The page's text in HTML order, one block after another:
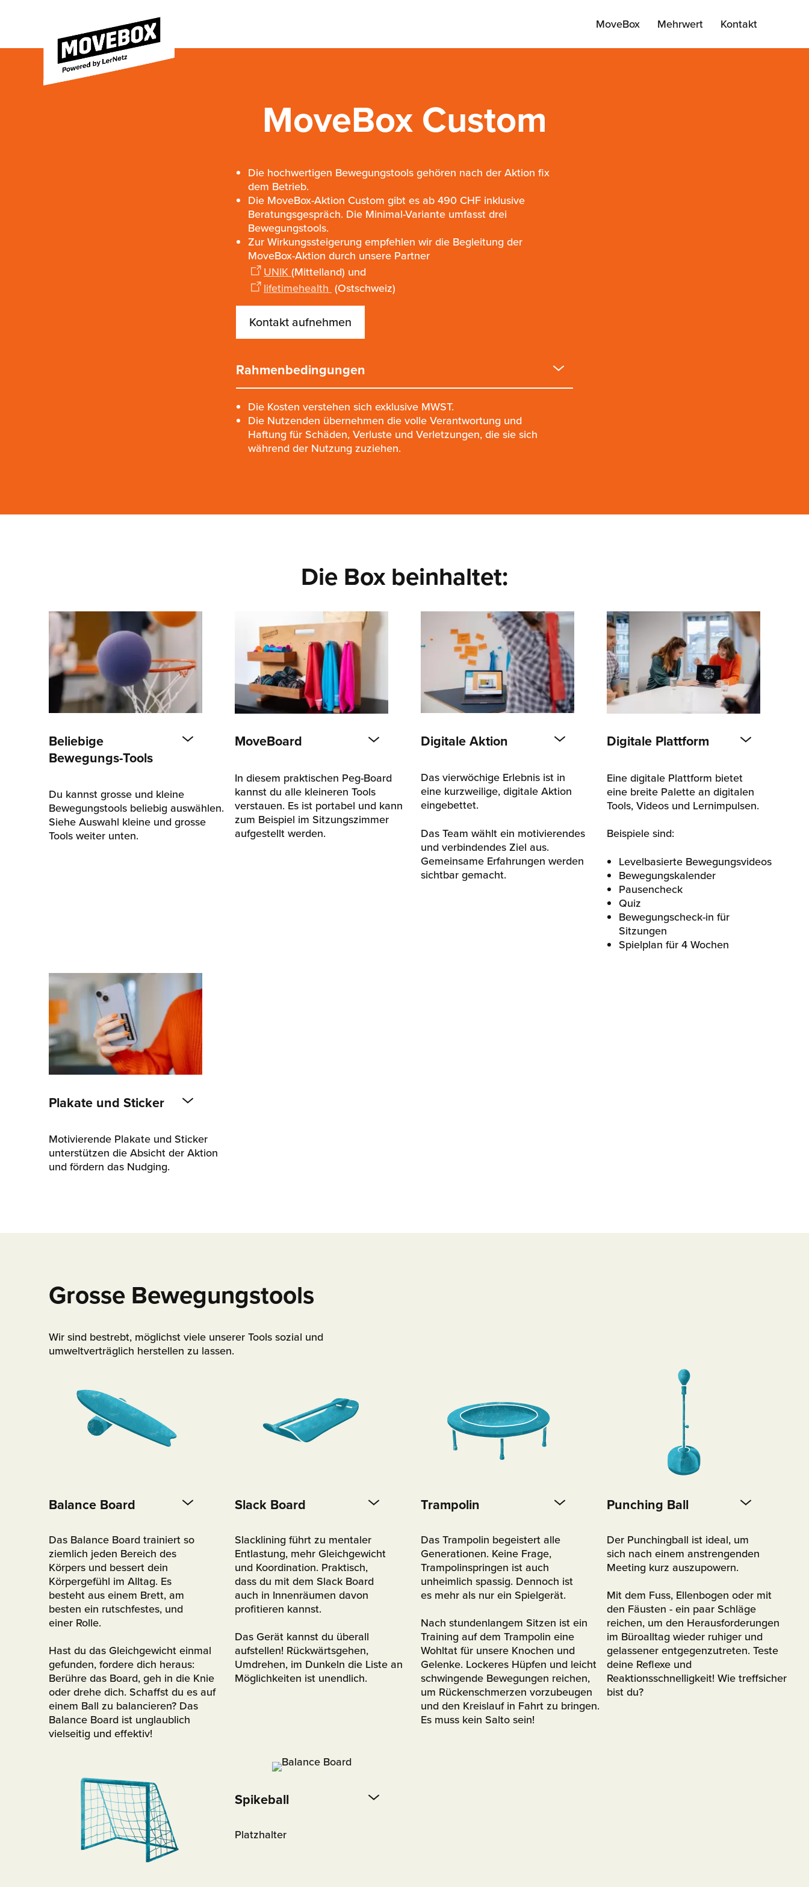
MoveBox Mehrwert Kontakt
MoveBox Custom
Die hochwertigen Bewegungstools gehören nach der Aktion fix
dem Betrieb.
Die MoveBox-Aktion Custom gibt es ab 490 CHF inklusive
Beratungsgespräch. Die Minimal-Variante umfasst drei
Bewegungstools.
Zur Wirkungssteigerung empfehlen wir die Begleitung der
MoveBox-Aktion durch unsere Partner
UNIK (Mittelland) und
lifetimehealth (Ostschweiz)
Kontakt aufnehmen
Rahmenbedingungen
Die Kosten verstehen sich exklusive MWST.
Die Nutzenden übernehmen die volle Verantwortung und
Haftung für Schäden, Verluste und Verletzungen, die sie sich
während der Nutzung zuziehen.
Die Box beinhaltet:
Beliebige
Bewegungs-Tools
Du kannst grosse und kleine
Bewegungstools beliebig auswählen.
Siehe Auswahl kleine und grosse
Tools weiter unten.
MoveBoard
In diesem praktischen Peg-Board
kannst du alle kleineren Tools
verstauen. Es ist portabel und kann
zum Beispiel im Sitzungszimmer
aufgestellt werden.
Digitale Aktion
Das vierwöchige Erlebnis ist in
eine kurzweilige, digitale Aktion
eingebettet.
Das Team wählt ein motivierendes
und verbindendes Ziel aus.
Gemeinsame Erfahrungen werden
sichtbar gemacht.
Digitale Plattform
Eine digitale Plattform bietet
eine breite Palette an digitalen
Tools, Videos und Lernimpulsen.
Beispiele sind:
Levelbasierte Bewegungsvideos
Bewegungskalender
Pausencheck
Quiz
Bewegungscheck-in für
Sitzungen
Spielplan für 4 Wochen
Plakate und Sticker
Motivierende Plakate und Sticker
unterstützen die Absicht der Aktion
und fördern das Nudging.
Grosse Bewegungstools
Wir sind bestrebt, möglichst viele unserer Tools sozial und
umweltverträglich herstellen zu lassen.
Balance Board
Das Balance Board trainiert so
ziemlich jeden Bereich des
Körpers und bessert dein
Körpergefühl im Alltag. Es
besteht aus einem Brett, am
besten ein rutschfestes, und
einer Rolle.
Hast du das Gleichgewicht einmal
gefunden, fordere dich heraus:
Berühre das Board, geh in die Knie
oder drehe dich. Schaffst du es auf
einem Ball zu balancieren? Das
Balance Board ist unglaublich
vielseitig und effektiv!
Slack Board
Slacklining führt zu mentaler
Entlastung, mehr Gleichgewicht
und Koordination. Praktisch,
dass du mit dem Slack Board
auch in Innenräumen davon
profitieren kannst.
Das Gerät kannst du überall
aufstellen! Rückwärtsgehen,
Umdrehen, im Dunkeln die Liste an
Möglichkeiten ist unendlich.
Trampolin
Das Trampolin begeistert alle
Generationen. Keine Frage,
Trampolinspringen ist auch
unheimlich spassig. Dennoch ist
es mehr als nur ein Spielgerät.
Nach stundenlangem Sitzen ist ein
Training auf dem Trampolin eine
Wohltat für unsere Knochen und
Gelenke. Lockeres Hüpfen und leicht
schwingende Bewegungen reichen,
um Rückenschmerzen vorzubeugen
und den Kreislauf in Fahrt zu bringen.
Es muss kein Salto sein!
Punching Ball
Der Punchingball ist ideal, um
sich nach einem anstrengenden
Meeting kurz auszupowern.
Mit dem Fuss, Ellenbogen oder mit
den Fäusten - ein paar Schläge
reichen, um den Herausforderungen
im Büroalltag wieder ruhiger und
gelassener entgegenzutreten. Teste
deine Reflexe und
Reaktionsschnelligkeit! Wie treffsicher
bist du?⁣
Spikeball
Platzhalter